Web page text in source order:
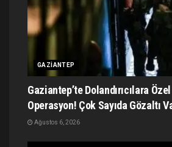
GAZIANTEP
Gaziantep’te Dolandırıcılara
Operasyon! Çok Sayıda Gözaltı
Ağustos 6, 2026